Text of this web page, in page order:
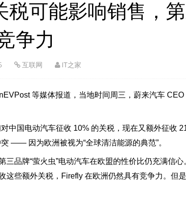
可能影响销售，
争力
互联网 IT之家
等媒体报道，当地时间周三，蔚来汽车
对中国电动汽车征收 10% 的关税，现在又额外征收
—— 因为欧洲被视为“全球清洁能源的典范”。
三品牌“萤火虫”电动汽车在欧盟的性价比仍充满信
这些额外关税，Firefly 在欧洲仍然具有竞争力 。但